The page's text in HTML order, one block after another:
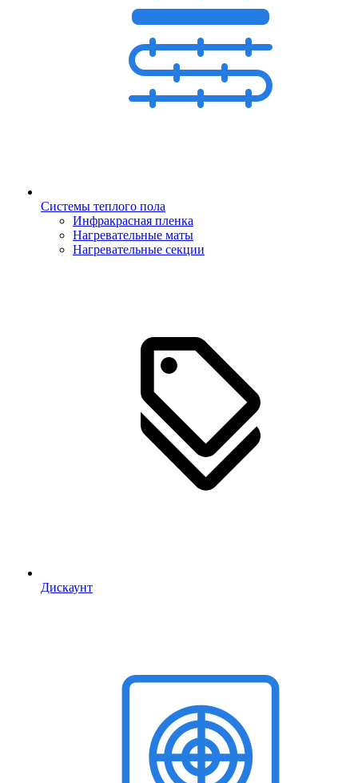
Системы теплого пола
Инфракрасная пленка
Нагревательные маты
Нагревательные секции
Дискаунт